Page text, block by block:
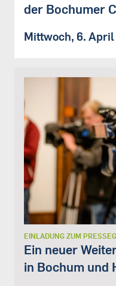
der Bochumer
Mittwoch, 6.
EINLADUNG ZUM
Ein neuer
in Bochum und